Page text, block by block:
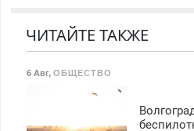
Недорого. Без выходных.
Все районы. Скидка.
Вызов бесплатный.
ЧИТАЙТЕ ТАКЖЕ
6 Авг, ОБЩЕСТВО